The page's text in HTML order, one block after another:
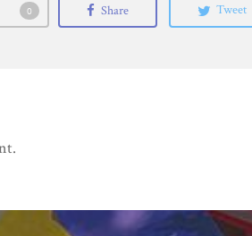
0 Share Tweet